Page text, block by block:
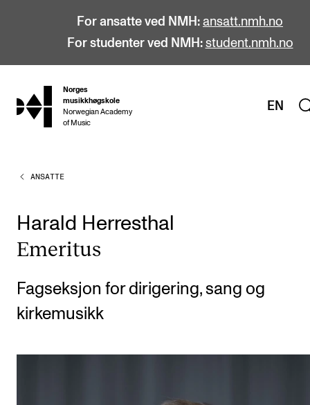
For ansatte ved NMH: ansatt.nmh.no
For studenter ved NMH: student.nmh.no
hjem
Norges
musikkhøgskole
Norwegian Academy
of Music
EN
STUDIER
Bachelor
Master
Doktorgrad
Årsstudium og videreutdanning
Talentutvikling
ANSATTE
Harald Herresthal
Eme­ri­tus
Fagseksjon for dirigering, sang og
kirkemusikk